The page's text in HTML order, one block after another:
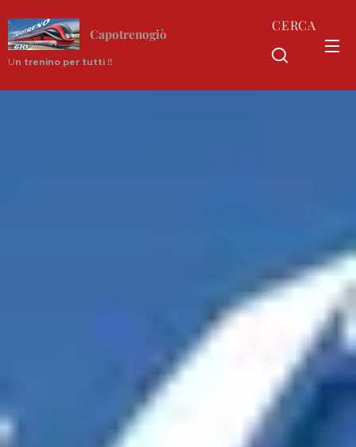
Capotrenogiò
Un trenino per tutti !!
CERCA